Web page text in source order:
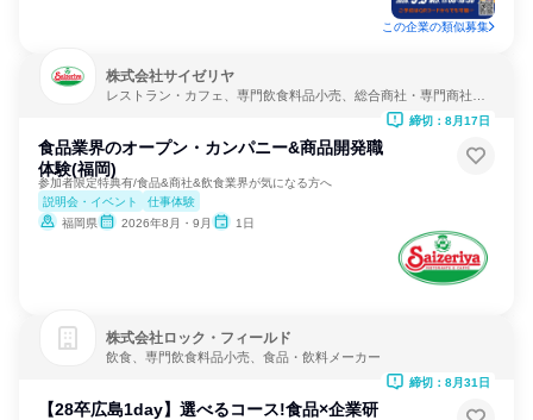
この企業の類似募集
株式会社サイゼリヤ
レストラン・カフェ、専門飲食料品小売、総合商社・専門商社・
食品業界のオープン・カンパニー&商品開発職
体験(福岡)
参加者限定特典有/食品&商社&飲食業界が気になる方へ
説明会・イベント
仕事体験
福岡県
2026年8月・9月 1日
締切：8月17日
株式会社ロック・フィールド
飲食、専門飲食料品小売、食品・飲料メーカー
【28卒広島1day】選べるコース!食品×企業研
締切：8月31日